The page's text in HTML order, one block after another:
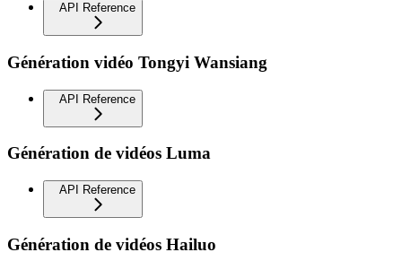
API Reference
Génération vidéo Tongyi Wansiang
API Reference
Génération de vidéos Luma
API Reference
Génération de vidéos Hailuo